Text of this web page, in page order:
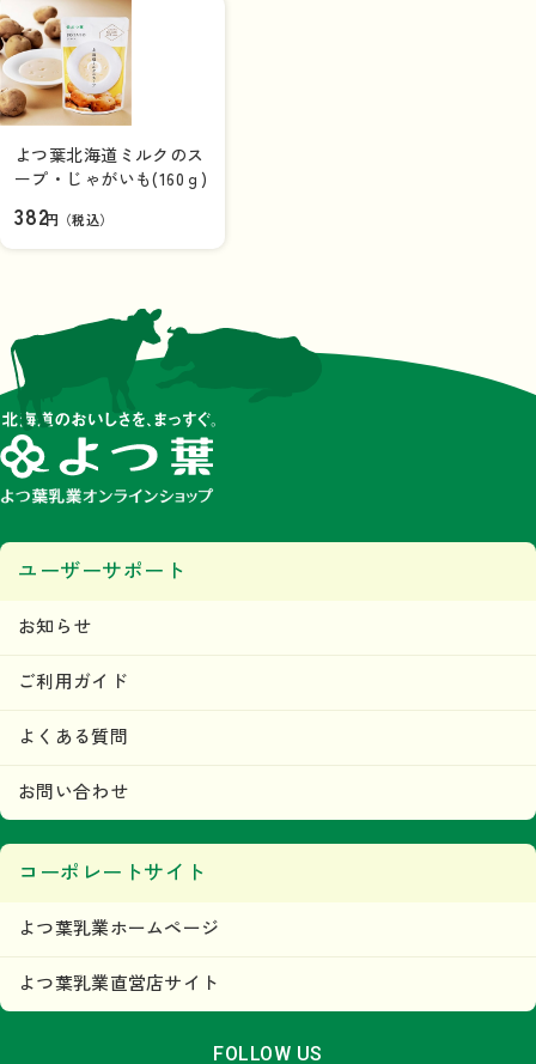
よつ葉北海道ミルクのス
ープ・じゃがいも(160ｇ)
382円（税込）
ユーザーサポート
お知らせ
ご利用ガイド
よくある質問
お問い合わせ
コーポレートサイト
よつ葉乳業ホームページ
よつ葉乳業直営店サイト
FOLLOW US